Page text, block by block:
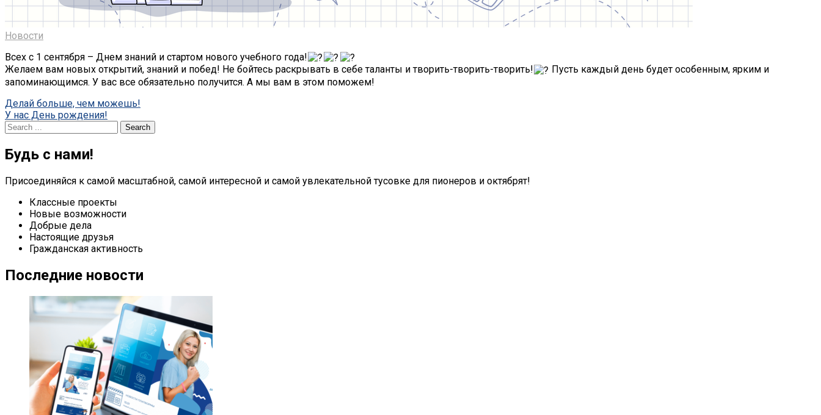
Новости
Всех с 1 сентября – Днем знаний и стартом нового учебного года!
Желаем вам новых открытий, знаний и побед! Не бойтесь раскрывать в себе таланты и творить-творить-творить!
Пусть каждый день будет особенным, ярким и
запоминающимся. У вас все обязательно получится. А мы вам в этом поможем!
Post
navigation
Делай больше, чем можешь!
У нас День рождения!
Search
for:
Будь с нами!
Присоединяйся к самой масштабной, самой интересной и самой увлекательной тусовке для пионеров и октябрят!
Классные проекты
Новые возможности
Добрые дела
Настоящие друзья
Гражданская активность
Последние новости